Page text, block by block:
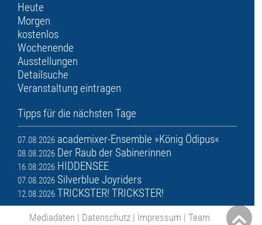
Heute
Morgen
kostenlos
Wochenende
Ausstellungen
Detailsuche
Veranstaltung eintragen
Tipps für die nächsten Tage
07.08.2026 academixer-Ensemble »König Ödipus«
08.08.2026 Der Raub der Sabinerinnen
16.08.2026 HIDDENSEE
07.08.2026 Silverblue Joyriders
12.08.2026 TRICKSTER! TRICKSTER!
Mediadaten | Datenschutz | Impressum | Team